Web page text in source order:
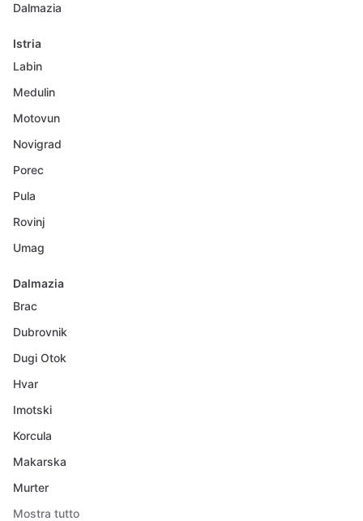
Dalmazia
Istria
Labin
Medulin
Motovun
Novigrad
Porec
Pula
Rovinj
Umag
Dalmazia
Brac
Dubrovnik
Dugi Otok
Hvar
Imotski
Korcula
Makarska
Murter
Mostra tutto